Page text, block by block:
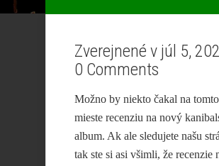
Zverejnené v júl 5,
0 Comments
Možno by niekto čakal na tomto
mieste recenziu na nový
album. Ak ale sledujete našu
tak ste si asi všimli, že recenzie